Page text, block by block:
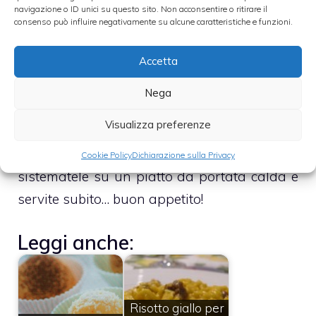
navigazione o ID unici su questo sito. Non acconsentire o ritirare il
consenso può influire negativamente su alcune caratteristiche e funzioni.
Accetta
Nega
Visualizza preferenze
Cookie PolicyDichiarazione sulla Privacy
bicchiere di latte, unite le uova sbattute e
aggiustate di sale e pepe
fate delle frittatine. Al centro di ognuna
disponete un po’ di soffritto, ripiegatele,
sistematele su un piatto da portata calda e
servite subito… buon appetito!
Leggi anche:
Risotto giallo per